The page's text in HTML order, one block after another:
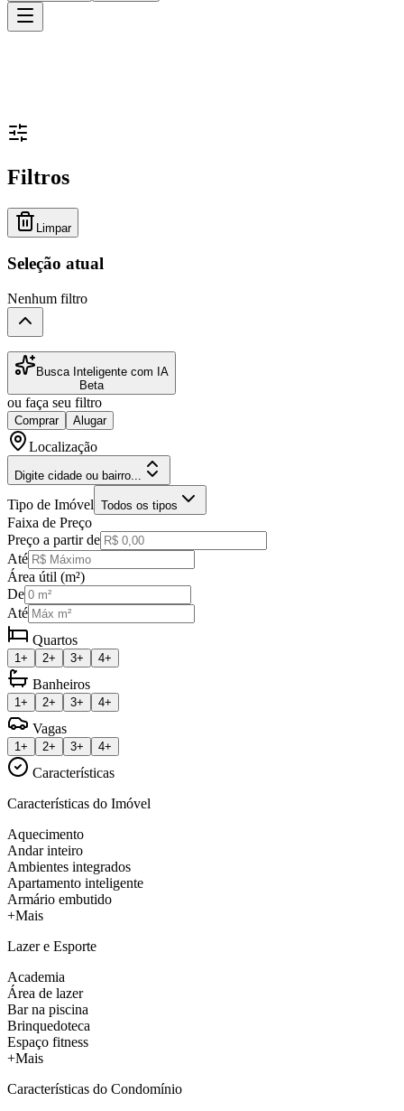
Filtros
Limpar
Seleção atual
Nenhum filtro
Busca Inteligente com IA
Beta
ou faça seu filtro
Comprar Alugar
Localização
Digite cidade ou bairro...
Tipo de Imóvel Todos os tipos
Faixa de Preço
Preço a partir de
Até
Área útil (m²)
De
Até
Quartos
1+ 2+ 3+ 4+
Banheiros
1+ 2+ 3+ 4+
Vagas
1+ 2+ 3+ 4+
Características
Características do Imóvel
Aquecimento
Andar inteiro
Ambientes integrados
Apartamento inteligente
Armário embutido
+Mais
Lazer e Esporte
Academia
Área de lazer
Bar na piscina
Brinquedoteca
Espaço fitness
+Mais
Características do Condomínio